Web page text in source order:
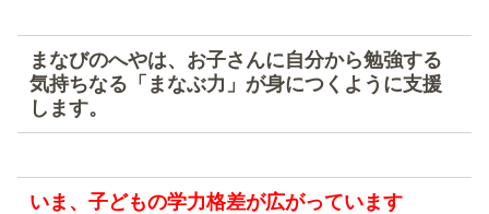
まなびのへやは、お子さんに自分から勉強する
気持ちなる「まなぶ力」が身につくように支援
します。
いま、子どもの学力格差が広がっています